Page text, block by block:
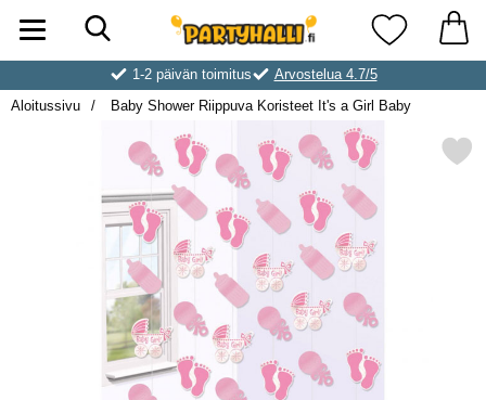
Ostoskori laajennettu Partyhallen AB
Suosikkini
1-2 päivän toimitus
Arvostelua 4.7/5
Aloitussivu
Baby Shower Riippuva Koristeet It's a Girl Baby
Merkitse baby Shower Riippuva